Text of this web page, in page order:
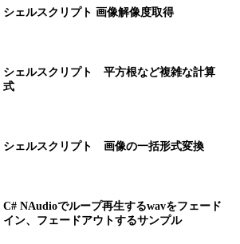
シェルスクリプト 画像解像度取得
シェルスクリプト 平方根など複雑な計算
式
シェルスクリプト 画像の一括形式変換
C# NAudioでループ再生するwavをフェード
イン、フェードアウトするサンプル